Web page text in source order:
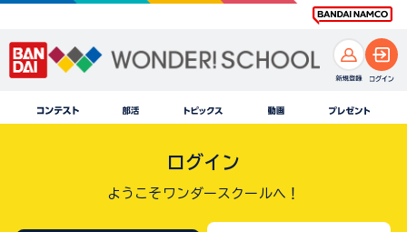
ログイン
ようこそワンダースクールへ！